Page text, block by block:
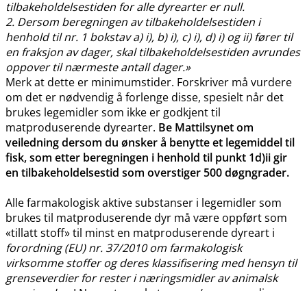
tilbakeholdelsestiden for alle dyrearter er null.
2. Dersom beregningen av tilbakeholdelsestiden i
henhold til nr. 1 bokstav a) i), b) i), c) i), d) i) og ii) fører til
en fraksjon av dager, skal tilbakeholdelsestiden avrundes
oppover til nærmeste antall dager.»
Merk at dette er minimumstider. Forskriver må vurdere
om det er nødvendig å forlenge disse, spesielt når det
brukes legemidler som ikke er godkjent til
matproduserende dyrearter. Be Mattilsynet om
veiledning dersom du ønsker å benytte et legemiddel til
fisk, som etter beregningen i henhold til punkt 1d)ii gir
en tilbakeholdelsestid som overstiger 500 døgngrader.
Alle farmakologisk aktive substanser i legemidler som
brukes til matproduserende dyr må være oppført som
«tillatt stoff» til minst en matproduserende dyreart i
forordning (EU) nr. 37/2010 om farmakologisk
virksomme stoffer og deres klassifisering med hensyn til
grenseverdier for rester i næringsmidler av animalsk